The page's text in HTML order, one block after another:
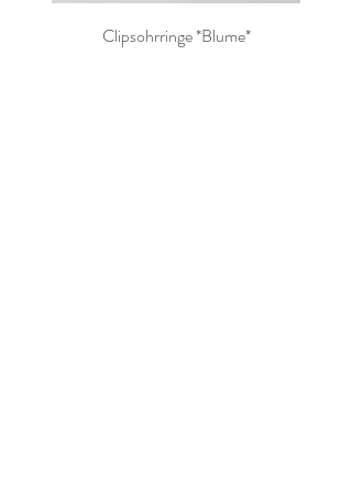
Clipsohrringe *Blume*